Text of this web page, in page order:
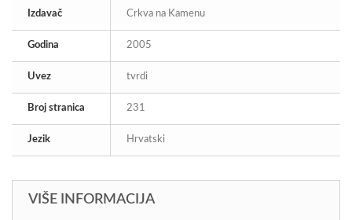
Izdavač Crkva na Kamenu
Godina 2005
Uvez tvrdi
Broj stranica 231
Jezik Hrvatski
VIŠE INFORMACIJA